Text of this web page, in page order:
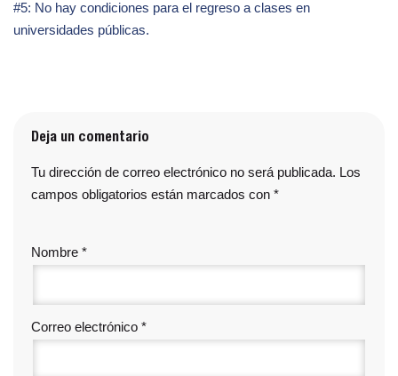
#5: No hay condiciones para el regreso a clases en
universidades públicas.
Deja un comentario
Tu dirección de correo electrónico no será publicada. Los
campos obligatorios están marcados con *
Nombre *
Correo electrónico *